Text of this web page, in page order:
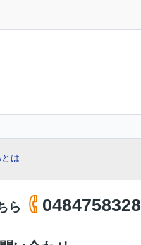
は
ら 0484758328